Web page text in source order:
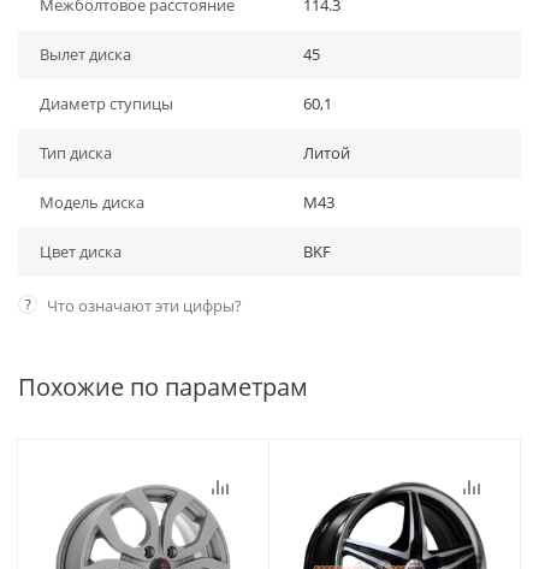
Межболтовое расстояние 114.3
Вылет диска 45
Диаметр ступицы 60,1
Тип диска Литой
Модель диска M43
Цвет диска BKF
? Что означают эти цифры?
Похожие по параметрам